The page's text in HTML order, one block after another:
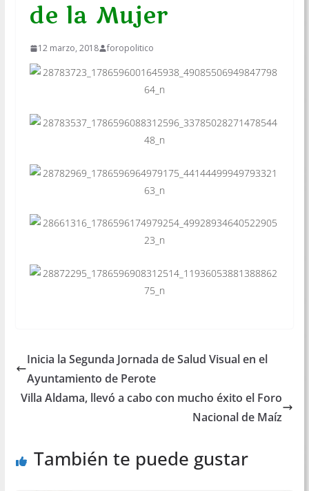
de la Mujer
12 marzo, 2018 foropolitico
Inicia la Segunda Jornada de Salud Visual en el
Ayuntamiento de Perote
Villa Aldama, llevó a cabo con mucho éxito el Foro
Nacional de Maíz
También te puede gustar